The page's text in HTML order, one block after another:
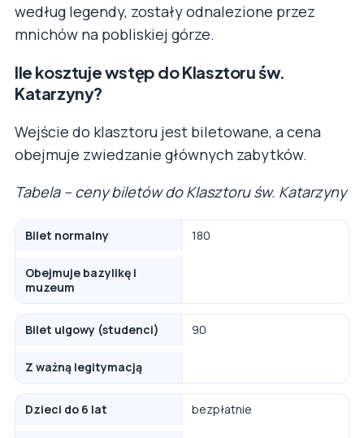
według legendy, zostały odnalezione przez
mnichów na pobliskiej górze.
Ile kosztuje wstęp do Klasztoru św.
Katarzyny?
Wejście do klasztoru jest biletowane, a cena
obejmuje zwiedzanie głównych zabytków.
Tabela – ceny biletów do Klasztoru św. Katarzyny
Bilet normalny 180
Obejmuje bazylikę i
muzeum
Bilet ulgowy (studenci) 90
Z ważną legitymacją
Dzieci do 6 lat bezpłatnie